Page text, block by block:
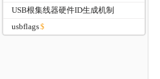
USB根集线器硬件ID生成机制
usbflags